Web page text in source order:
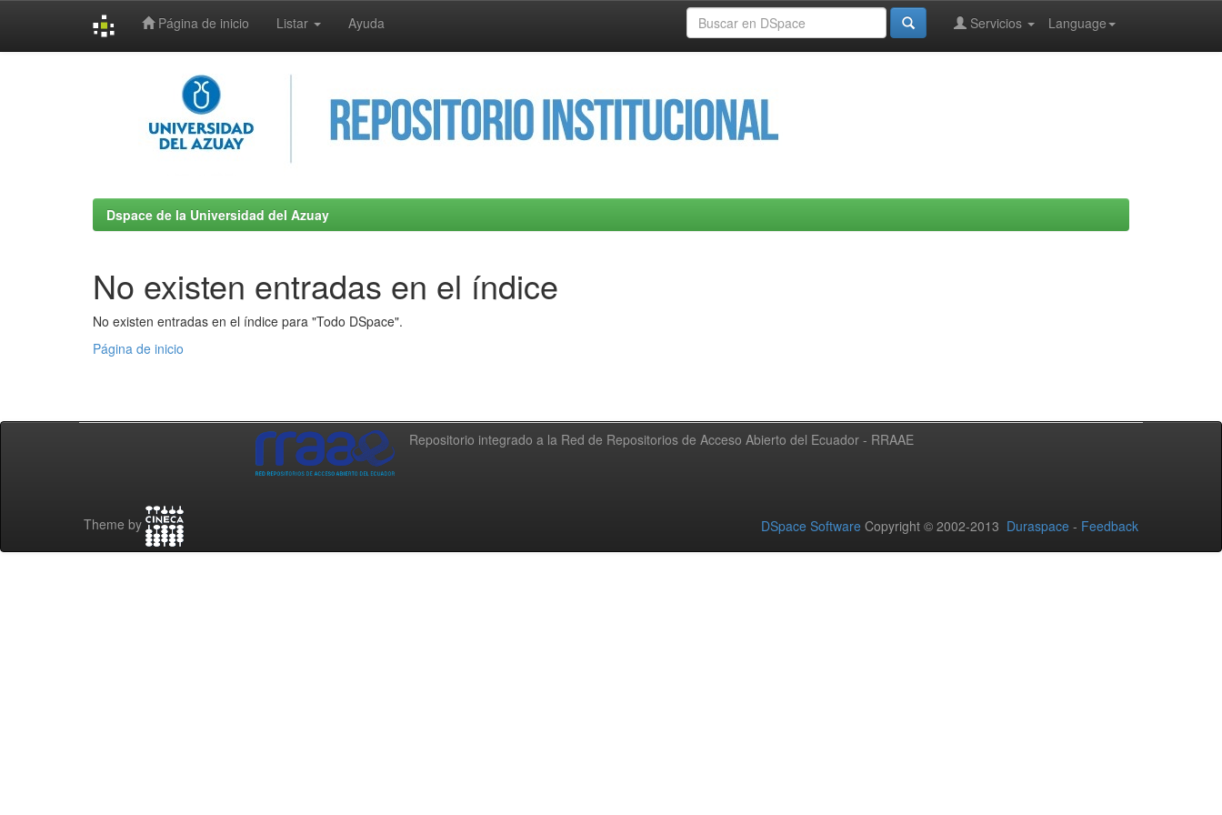
Página de inicio Listar Ayuda Language
Servicios
Dspace de la Universidad del Azuay
No existen entradas en el índice
No existen entradas en el índice para "Todo DSpace".
Página de inicio
Repositorio integrado a la Red de Repositorios de Acceso Abierto del Ecuador - RRAAE
Theme by DSpace Software Copyright © 2002-2013 Duraspace - Feedback